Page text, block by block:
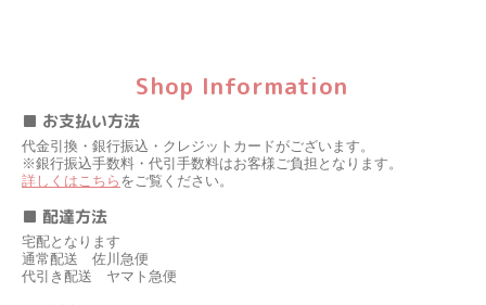
Shop Information
■ お支払い方法
代金引換・銀行振込・クレジットカードがございます。
※銀行振込手数料・代引手数料はお客様ご負担となります。
詳しくはこちら をご覧ください。
■ 配達方法
宅配となります
通常配送 佐川急便
代引き配送 ヤマト急便